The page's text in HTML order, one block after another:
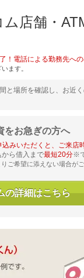
店舗・
電話による勤務先への
ます。
と場所を確認し、お近
をお急ぎの方へ
みいただくと、ご来店
ら借入まで最短20分※
ご希望に添えない場合がご
の詳細はこちら